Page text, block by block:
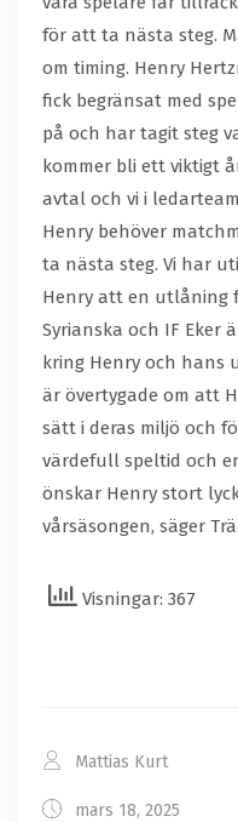
för att ta nästa steg.
om timing. Henry
fick begränsat med
på och har tagit steg
kommer bli ett viktigt
avtal och vi i
Henry behöver
ta nästa steg. Vi har
Henry att en utlåning
Syrianska och IF Eker
kring Henry och hans
är övertygade om att
sätt i deras miljö och
värdefull speltid och
önskar Henry stort
vårsäsongen, säger
Visningar: 367
Mattias Kurt
mars 18, 2025